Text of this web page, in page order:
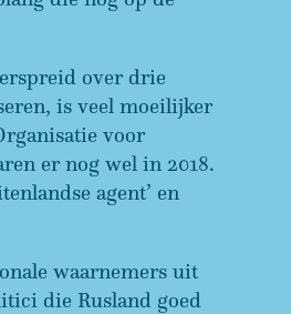
over drie
is veel moeilijker
voor
er nog wel in 2018.
agent’ en
waarnemers uit
die Rusland goed